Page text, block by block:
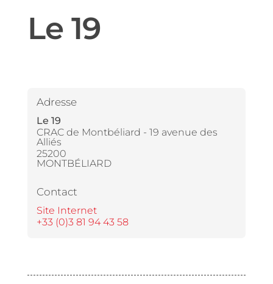
Le 19
Adresse
Le 19
CRAC de Montbéliard - 19 avenue des
Alliés
25200
MONTBÉLIARD
Contact
Site Internet
+33 (0)3 81 94 43 58